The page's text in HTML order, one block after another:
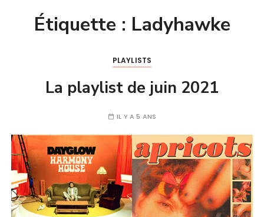
Étiquette : Ladyhawke
PLAYLISTS
La playlist de juin 2021
IL Y A 5 ANS